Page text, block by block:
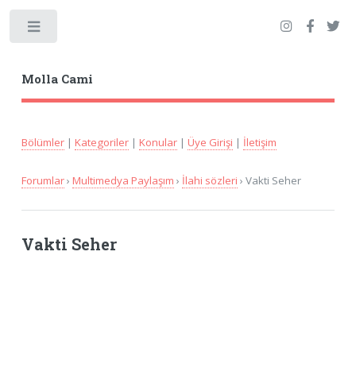
Molla Cami
Bölümler| Kategoriler| Konular| Üye Girişi | İletişim
Forumlar› Multimedya Paylaşım › İlahi sözleri › Vakti Seher
Vakti Seher